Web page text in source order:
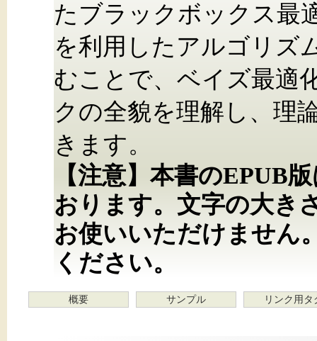
たブラックボックス最
を利用したアルゴリズ
むことで、ベイズ最適
クの全貌を理解し、理
きます。
【注意】本書のEPUB
おります。文字の大き
お使いいただけません
ください。
概要 サンプル リンク用タ